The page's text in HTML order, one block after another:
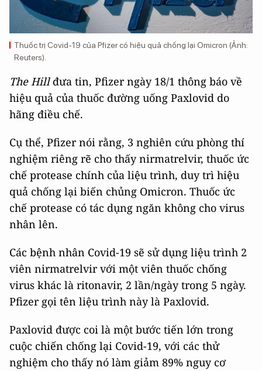
Thuốc trị Covid-19 của Pfizer có hiệu quả chống lại Omicron (Ảnh:
Reuters).
The Hillđưa tin, Pfizer ngày 18/1 thông báo về
hiệu quả của thuốc đường uống Paxlovid do
hãng điều chế.
Cụ thể, Pfizer nói rằng, 3 nghiên cứu phòng thí
nghiệm riêng rẽ cho thấy nirmatrelvir, thuốc ức
chế protease chính của liệu trình, duy trì hiệu
quả chống lại biến chủng Omicron. Thuốc ức
chế protease có tác dụng ngăn không cho virus
nhân lên.
Các bệnh nhân Covid-19 sẽ sử dụng liệu trình 2
viên nirmatrelvir với một viên thuốc chống
virus khác là ritonavir, 2 lần/ngày trong 5 ngày.
Pfizer gọi tên liệu trình này là Paxlovid.
Paxlovid được coi là một bước tiến lớn trong
cuộc chiến chống lại Covid-19, với các thử
nghiệm cho thấy nó làm giảm 89% nguy cơ